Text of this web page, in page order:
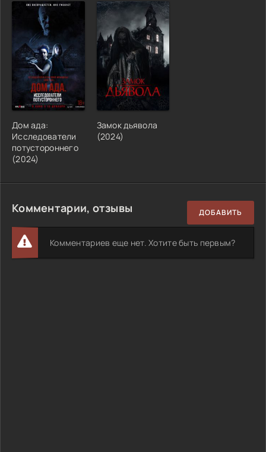
Дом ада:
Исследователи
потустороннего
(2024)
Замок дьявола
(2024)
Комментарии, отзывы ДОБАВИТЬ
Комментариев еще нет. Хотите быть первым?